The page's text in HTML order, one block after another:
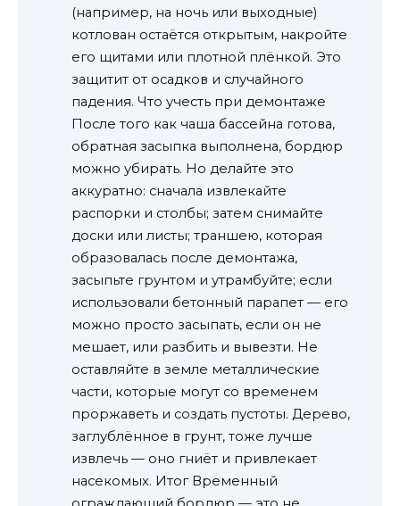
(например, на ночь или выходные)
котлован остаётся открытым, накройте
его щитами или плотной плёнкой. Это
защитит от осадков и случайного
падения. Что учесть при демонтаже
После того как чаша бассейна готова,
обратная засыпка выполнена, бордюр
можно убирать. Но делайте это
аккуратно: сначала извлекайте
распорки и столбы; затем снимайте
доски или листы; траншею, которая
образовалась после демонтажа,
засыпьте грунтом и утрамбуйте; если
использовали бетонный парапет — его
можно просто засыпать, если он не
мешает, или разбить и вывезти. Не
оставляйте в земле металлические
части, которые могут со временем
проржаветь и создать пустоты. Дерево,
заглублённое в грунт, тоже лучше
извлечь — оно гниёт и привлекает
насекомых. Итог Временный